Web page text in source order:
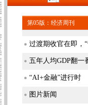
第05版：经济周刊
过渡期收官在即，
五年人均GDP翻一
“AI+金融”进行时
图片新闻